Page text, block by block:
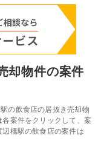
却物件の案件
の飲食店の居抜き売却物
案件をクリックして、案
橋駅の飲食店の案件は